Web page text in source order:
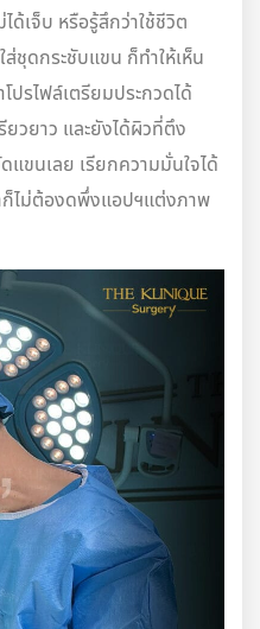
ด้เจ็บ หรือรู้สึกว่าใช้ชีวิต
ส่ชุดกระชับแขน ก็ทำให้เห็น
รไฟล์เตรียมประกวดได้
วยาว และยังได้ผิวที่ตึง
แขนเลย เรียกความมั่นใจได้
ไม่ต้องดพึ่งแอปฯแต่งภาพ